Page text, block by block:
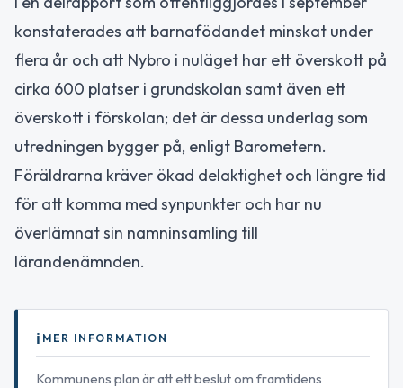
konstaterades att barnafödandet minskat under
flera år och att Nybro i nuläget har ett överskott på
cirka 600 platser i grundskolan samt även ett
överskott i förskolan; det är dessa underlag som
utredningen bygger på, enligt Barometern.
Föräldrarna kräver ökad delaktighet och längre tid
för att komma med synpunkter och har nu
överlämnat sin namninsamling till
lärandenämnden.
MER INFORMATION
Kommunens plan är att ett beslut om framtidens